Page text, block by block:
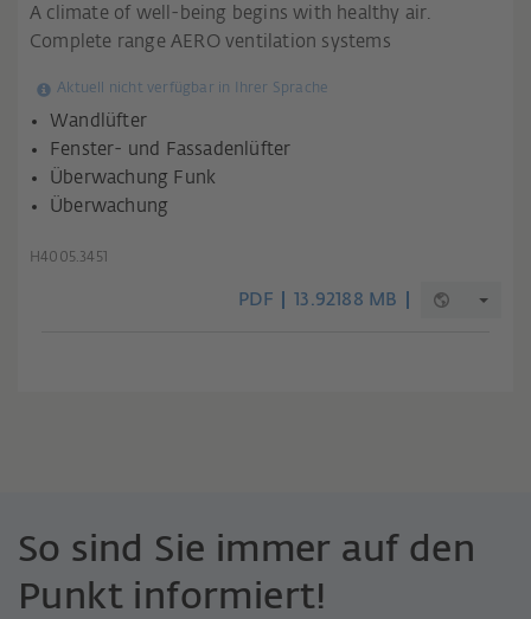
A climate of well-being begins with healthy air.
Complete range AERO ventilation systems
Aktuell nicht verfügbar in Ihrer Sprache
Wandlüfter
Fenster- und Fassadenlüfter
Überwachung Funk
Überwachung
H4005.3451
PDF 13.92188 MB
So sind Sie immer auf den
Punkt informiert!